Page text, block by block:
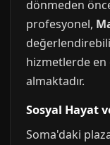
dönmeden
profesyonel,
hizmetlerde
almaktadır.
Sosyal Hayat
Soma'daki